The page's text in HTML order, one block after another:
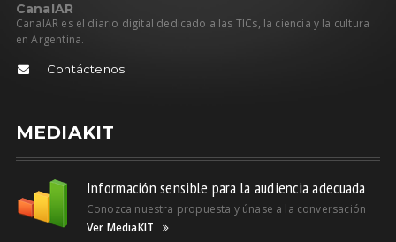
CanalAR
CanalAR es el diario digital dedicado a las TICs, la ciencia y la cultura
en Argentina.
Contáctenos
MEDIAKIT
Información sensible para la audiencia adecuada
Conozca nuestra propuesta y únase a la conversación
Ver MediaKIT